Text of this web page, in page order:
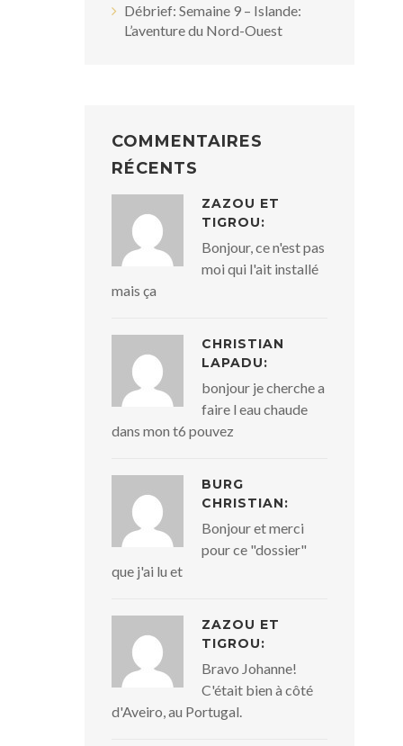
Débrief: Semaine 9 – Islande:
L’aventure du Nord-Ouest
COMMENTAIRES
RÉCENTS
ZAZOU ET
TIGROU:
Bonjour, ce n'est pas
moi qui l'ait installé
mais ça
CHRISTIAN
LAPADU:
bonjour je cherche a
faire l eau chaude
dans mon t6 pouvez
BURG
CHRISTIAN:
Bonjour et merci
pour ce "dossier"
que j'ai lu et
ZAZOU ET
TIGROU:
Bravo Johanne!
C'était bien à côté
d'Aveiro, au Portugal.